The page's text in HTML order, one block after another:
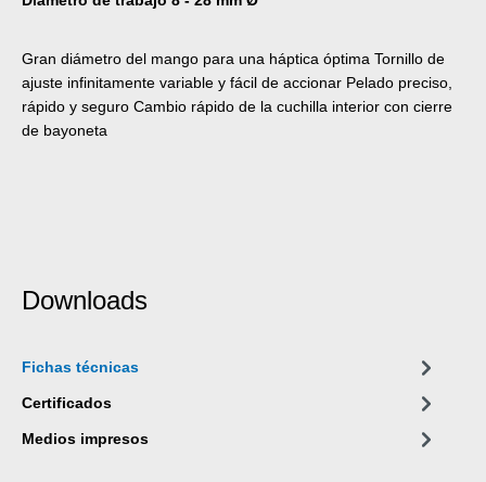
Gran diámetro del mango para una háptica óptima Tornillo de
ajuste infinitamente variable y fácil de accionar Pelado preciso,
rápido y seguro Cambio rápido de la cuchilla interior con cierre
de bayoneta
Downloads
Fichas técnicas
Certificados
Medios impresos